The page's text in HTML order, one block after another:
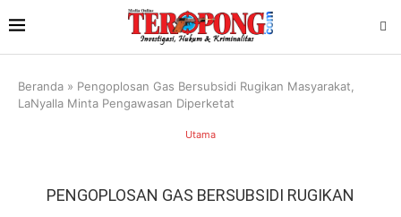
Beranda » Pengoplosan Gas Bersubsidi Rugikan Masyarakat,
LaNyalla Minta Pengawasan Diperketat
Utama
PENGOPLOSAN GAS BERSUBSIDI RUGIKAN